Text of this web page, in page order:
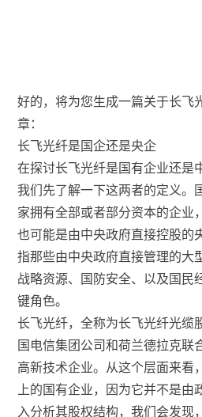
好的，将为您生成一篇关于长飞
章：
长飞光纤是国企还是央企
在探讨长飞光纤是国有企业还是
我们先了解一下这两者的定义。
家拥有全部或者部分资本的企业
也可能是由中央政府直接控股的
指那些由中央政府直接管理的大
战略资源、国防安全、以及国民
键角色。
长飞光纤，全称为长飞光纤光缆
国电信集团公司和荷兰德拉克联
高新技术企业。从这个层面来看
上的国有企业，因为它并不是由
入分析其股权结构，我们会发现